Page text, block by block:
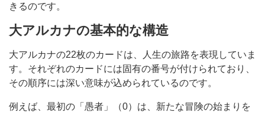
きるのです。
大アルカナの基本的な構造
大アルカナの22枚のカードは、人生の旅路を表現していま
す。それぞれのカードには固有の番号が付けられており、
その順序には深い意味が込められているのです。
例えば、最初の「愚者」（0）は、新たな冒険の始まりを